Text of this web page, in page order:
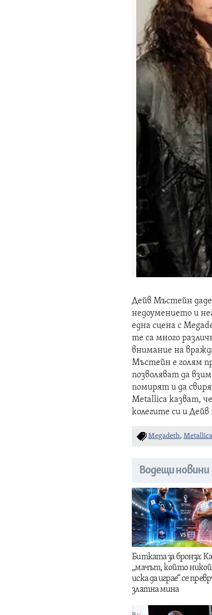
Дейв Мъстейн
недоумението и
една сцена с
те са много
внимание на
Мъстейн е голям
позволяват да
помирят и да
Metallica казват,
колегите си и
Megadeth,Metallica
Водещи новини
Битката за бронза:
„мачът, който
иска да играе“ се
златна мина